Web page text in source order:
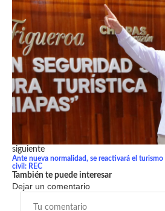
siguiente
Ante nueva normalidad, se reactivará el
civil: REC
También te puede interesar
Dejar un comentario